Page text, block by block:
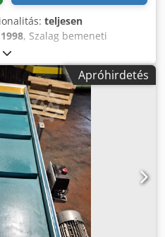
teljesen
1998, Szalag bemeneti
szélesség: 400 -
- 3,00 mm Tengely átmérő:
mm Manuális beállítóbak
Dkjdpfezbg T Sjx Aqlor
nagynyomású
Apróhirdetés